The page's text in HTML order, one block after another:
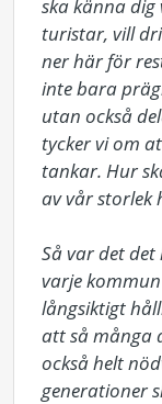
ska känna
turistar, vill
ner här för
inte bara
utan också
tycker vi om
tankar. Hur
av vår storlek
Så var det
varje
långsiktigt
att så många
också helt
generationer